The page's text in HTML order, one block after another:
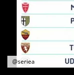
@seriea